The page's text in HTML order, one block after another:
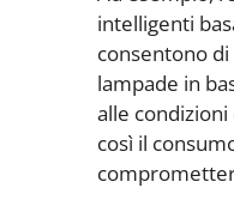
intelligenti
consentono
lampade in
alle
così il